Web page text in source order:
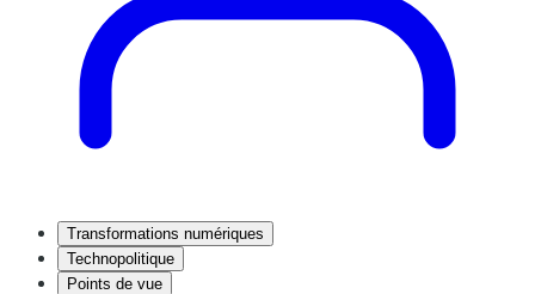
Transformations numériques
Technopolitique
Points de vue